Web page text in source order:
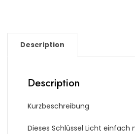
Description
Description
Kurzbeschreibung
Dieses Schlüssel Licht einfach